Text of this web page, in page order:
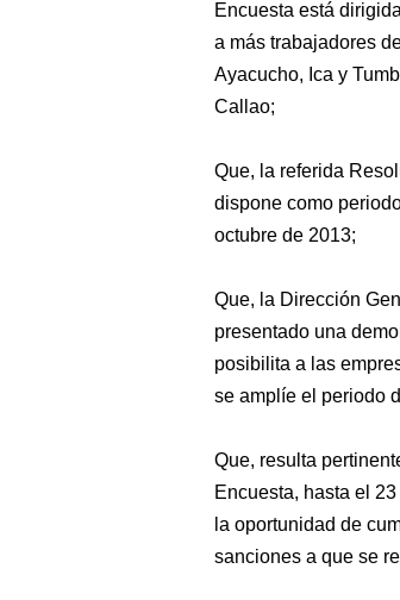
Encuesta está
a más trabajadores
Ayacucho, Ica y
Callao;
Que, la referida
dispone como
octubre de 2013;
Que, la Dirección
presentado una
posibilita a las
se amplíe el periodo
Que, resulta
Encuesta, hasta el
la oportunidad de
sanciones a que se